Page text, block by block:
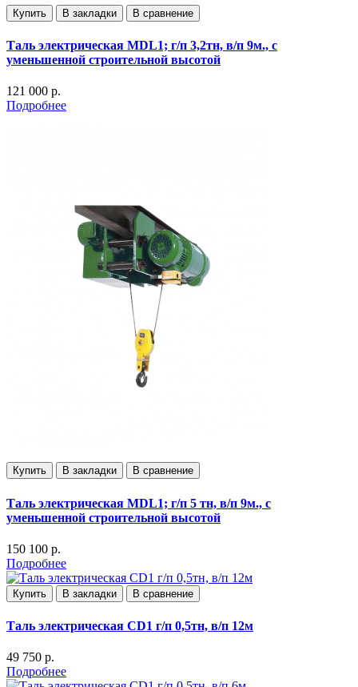
Купить В закладки В сравнение
Таль электрическая MDL1; г/п 3,2тн, в/п 9м., с
уменьшенной строительной высотой
121 000 р.
Подробнее
Купить В закладки В сравнение
Таль электрическая MDL1; г/п 5 тн, в/п 9м., с
уменьшенной строительной высотой
150 100 р.
Подробнее
Купить В закладки В сравнение
Таль электрическая CD1 г/п 0,5тн, в/п 12м
49 750 р.
Подробнее